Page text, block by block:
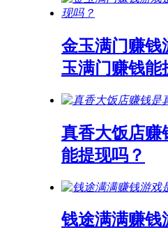
金玉满门赚钱
玉满门赚钱能
真香大饭店赚
能提现吗？
钱途满满赚钱